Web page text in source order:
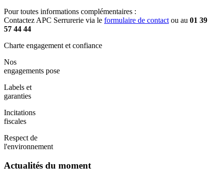
Pour toutes informations complémentaires :
Contactez APC Serrurerie via le formulaire de contact ou au 01 39
57 44 44
Charte engagement et confiance
Nos
engagements pose
Labels et
garanties
Incitations
fiscales
Respect de
l'environnement
Actualités du moment